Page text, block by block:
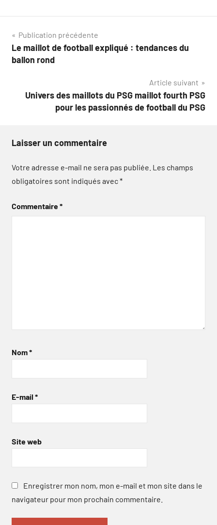
Navigation
de
Publication précédente
Le maillot de football expliqué : tendances du
ballon rond
Article suivant
Univers des maillots du PSG maillot fourth PSG
pour les passionnés de football du PSG
Laisser un commentaire
Votre adresse e-mail ne sera pas publiée. Les champs
obligatoires sont indiqués avec*
Commentaire*
Nom*
E-mail *
Site web
Enregistrer mon nom, mon e-mail et mon site dans le
navigateur pour mon prochain commentaire.